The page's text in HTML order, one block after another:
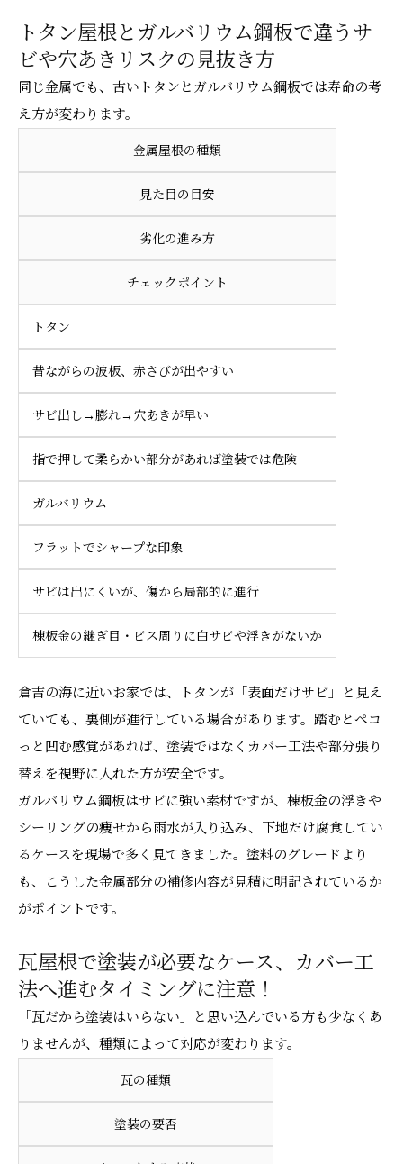
トタン屋根とガルバリウム鋼板で違うサ
ビや穴あきリスクの見抜き方
同じ金属でも、古いトタンとガルバリウム鋼板では寿命の考
え方が変わります。
金属屋根の種類
見た目の目安
劣化の進み方
チェックポイント
トタン
昔ながらの波板、赤さびが出やすい
サビ出し→膨れ→穴あきが早い
指で押して柔らかい部分があれば塗装では危険
ガルバリウム
フラットでシャープな印象
サビは出にくいが、傷から局部的に進行
棟板金の継ぎ目・ビス周りに白サビや浮きがないか
倉吉の海に近いお家では、トタンが「表面だけサビ」と見え
ていても、裏側が進行している場合があります。踏むとペコ
っと凹む感覚があれば、塗装ではなくカバー工法や部分張り
替えを視野に入れた方が安全です。
ガルバリウム鋼板はサビに強い素材ですが、棟板金の浮きや
シーリングの痩せから雨水が入り込み、下地だけ腐食してい
るケースを現場で多く見てきました。塗料のグレードより
も、こうした金属部分の補修内容が見積に明記されているか
がポイントです。
瓦屋根で塗装が必要なケース、カバー工
法へ進むタイミングに注意！
「瓦だから塗装はいらない」と思い込んでいる方も少なくあ
りませんが、種類によって対応が変わります。
瓦の種類
塗装の要否